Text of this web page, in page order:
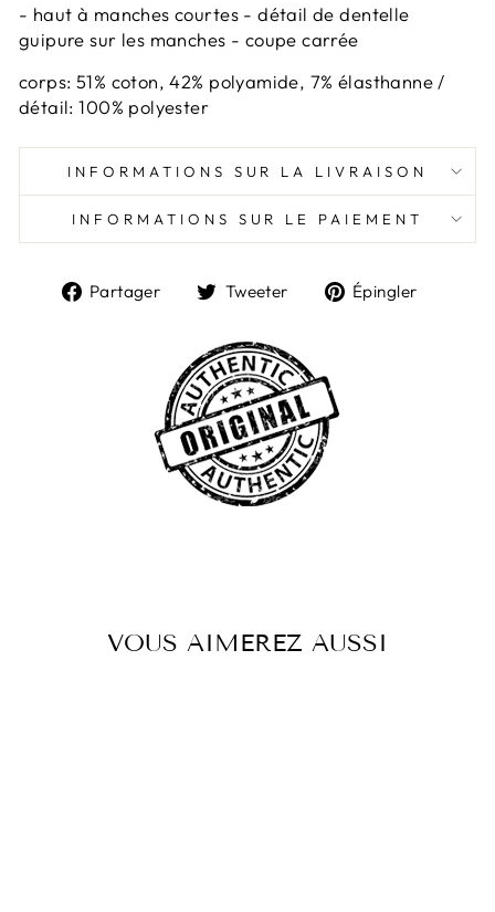
- haut à manches courtes - détail de dentelle
guipure sur les manches - coupe carrée
corps: 51% coton, 42% polyamide, 7% élasthanne /
détail: 100% polyester
INFORMATIONS SUR LA LIVRAISON
INFORMATIONS SUR LE PAIEMENT
Partager
Partager
Facebook
Tweeter
TweeterÉpingler
VOUS AIMEREZ AUSSI